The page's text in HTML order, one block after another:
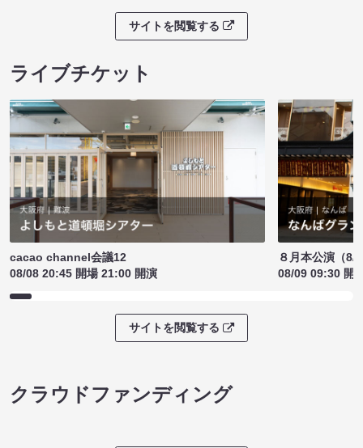
サイトを閲覧する
ライブチケット
cacao channel会議12
08/08 20:45 開場 21:00 開演
８月本公演（8/
08/09 09:30 開
サイトを閲覧する
クラウドファンディング